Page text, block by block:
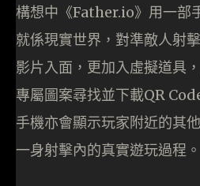
構想中《Father.io》用一部
就係現實世界，對準敵人射
影片入面，更加入虛擬道具
專屬圖案尋找並下載QR
手機亦會顯示玩家附近的其
一身射擊內的真實遊玩過程。